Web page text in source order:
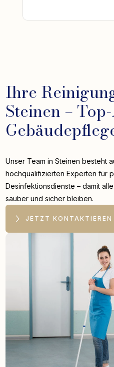
Ihre
Steinen –
Unser Team in Steinen besteht
hochqualifizierten Experten für
Desinfektionsdienste – damit
sauber und sicher bleiben.
JETZT KONTAKTIEREN